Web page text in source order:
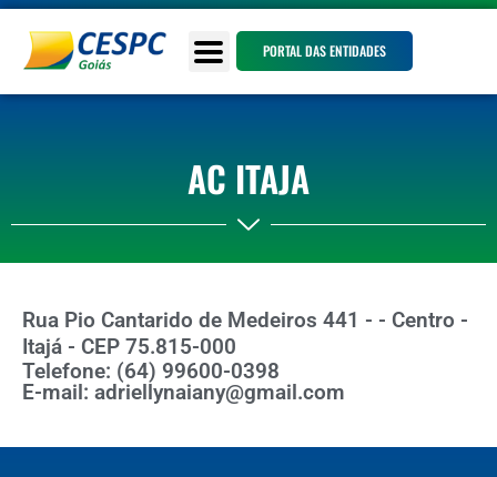
PORTAL DAS ENTIDADES
AC ITAJA
Rua Pio Cantarido de Medeiros 441 - - Centro -
Itajá - CEP 75.815-000
Telefone: (64) 99600-0398
E-mail: adriellynaiany@gmail.com